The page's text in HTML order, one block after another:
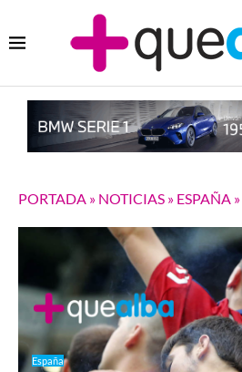
PORTADA » NOTICIAS » ESPAÑA »
España